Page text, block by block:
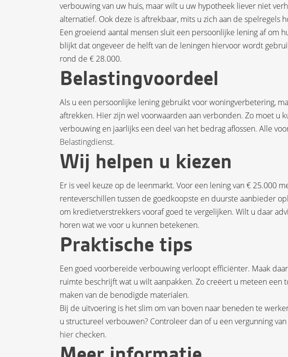
verbouwing van uw huis, maar wilt u uw hypotheek liever niet
alternatief. Ook deze is aftrekbaar, mits u zich aan de spelregels
Een groeiend aantal mensen sluit een persoonlijke lening af om
blijkt dat ongeveer de helft van de leningen hiervoor wordt
rond de € 28.000.
Belastingvoordeel
Als u een persoonlijke lening gebruikt voor woningverbetering,
aftrekken. Hier zijn wel voorwaarden aan verbonden. Zo moet u
verbouwing en jaarlijks een deel van het bedrag aflossen. Alle
Belastingdienst.
Wij helpen u kiezen
Er is veel keuze op de leenmarkt. Voor een lening van € 25.000
renteverschillen tussen de goedkoopste en duurste aanbieder
om kredietverstrekkers vooraf goed te vergelijken. Wilt u daar
horen wat we voor u kunnen betekenen.
Praktische tips
Een goed voorbereide verbouwing verloopt efficiënter. Maak
ruimte beschrijft wat u wilt aanpakken. Zo creëert u meteen
maken van de benodigde materialen.
Bij de uitvoering is het slim om van boven naar beneden te
u structureel verbouwen? Controleer dan of u een vergunning
hier checken.